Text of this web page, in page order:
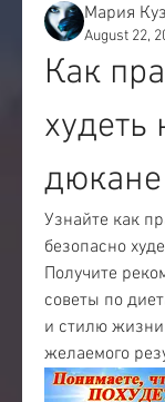
Мария
August 22,
Как
худеть
дюкане
Узнайте как
безопасно
Получите
советы по
и стилю
желаемого